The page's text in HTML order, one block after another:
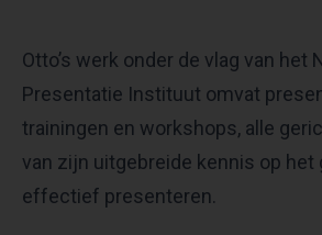
Otto’s werk onder de vlag van het
Presentatie Instituut omvat
trainingen en workshops, alle
van zijn uitgebreide kennis op het
effectief presenteren.